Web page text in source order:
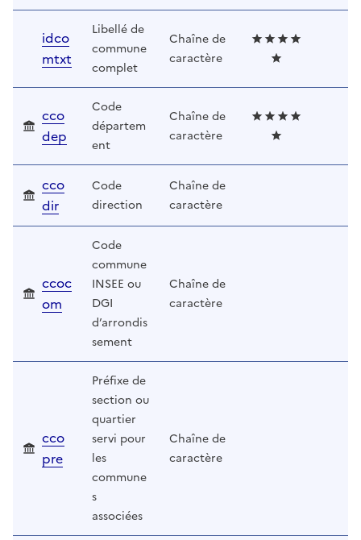
idco
mtxt
Libellé de
commune
complet
Chaîne de
caractère
cco
dep
Code
départem
ent
Chaîne de
caractère
cco
dir
Code
direction
Chaîne de
caractère
ccoc
om
Code
commune
INSEE ou
DGI
d’arrondis
sement
Chaîne de
caractère
cco
pre
Préfixe de
section ou
quartier
servi pour
les
commune
s
associées
Chaîne de
caractère